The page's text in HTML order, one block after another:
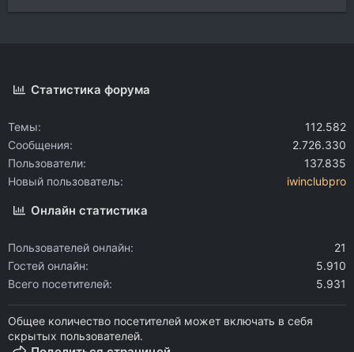
Статистика форума
Темы
112.582
Сообщения
2.726.330
Пользователи
137.835
Новый пользователь
iwinclubpro
Онлайн статистика
Пользователей онлайн
21
Гостей онлайн
5.910
Всего посетителей
5.931
Общее количество посетителей может включать в себя
скрытых пользователей.